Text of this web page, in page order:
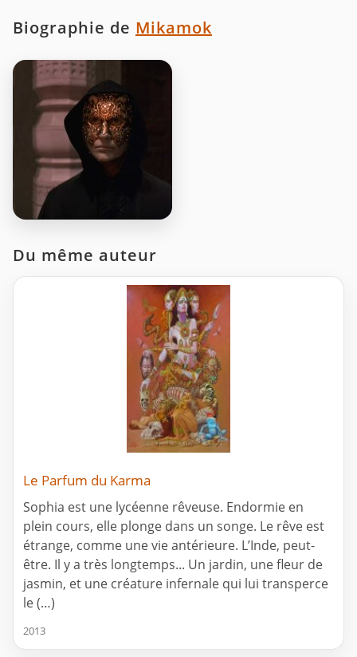
Biographie de Mikamok
Du même auteur
Le Parfum du Karma
Sophia est une lycéenne rêveuse. Endormie en
plein cours, elle plonge dans un songe. Le rêve est
étrange, comme une vie antérieure. L’Inde, peut-
être. Il y a très longtemps... Un jardin, une fleur de
jasmin, et une créature infernale qui lui transperce
le (…)
2013